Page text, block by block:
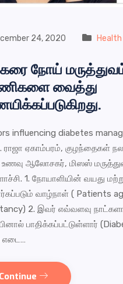
24, 2020
நோய்
வைத்து
influencing diabetes
ராஜா ஏகாம்பரம், குழந்தைகள் நல
உணவு ஆலோசகர், மிஸஸ்
1. நோயாளியின் வயது
வாழ்நாள் ( Patients
2. இவர் எவ்வளவு
பாதிக்கப்பட்டுள்ளார்
எடை…
Continue